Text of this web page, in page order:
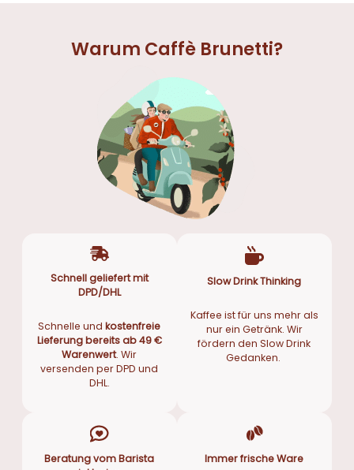
Warum Caffè Brunetti?
Schnell geliefert mit
DPD/DHL
Schnelle undkostenfreie
Lieferung bereits ab 49 €
Warenwert. Wir
versenden per DPD und
DHL.
Slow Drink Thinking
Kaffee ist für uns mehr als
nur ein Getränk. Wir
fördern den Slow Drink
Gedanken.
Beratung vom Barista
Immer frische Ware